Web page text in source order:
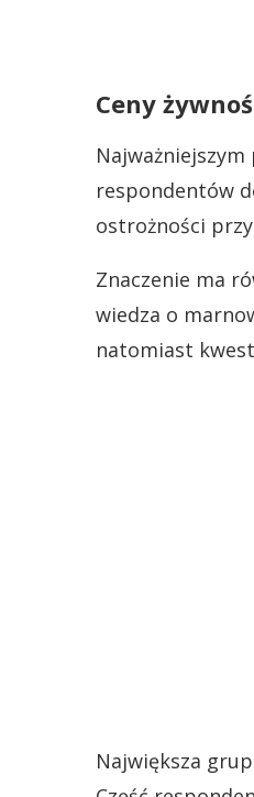
Ceny
respondentów
ostrożności
Znaczenie ma
wiedza o
natomiast
Największa